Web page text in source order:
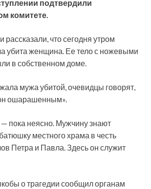
подтвердили
комитете.
что сегодня утром
убита женщина. Ее тело с ножевыми
в собственном доме.
мужа убитой, очевидцы говорят,
ошарашенным».
пока неясно. Мужчину знают
местного храма в честь
Петра и Павла. Здесь он служит
о трагедии сообщил органам